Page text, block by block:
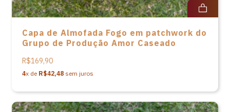
Capa de Almofada Fogo em patchwork do
Grupo de Produção Amor Caseado
R$169,90
4x de R$42,48 sem juros